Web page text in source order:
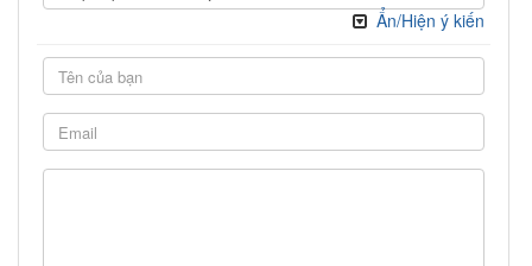
Ẩn/Hiện ý kiến